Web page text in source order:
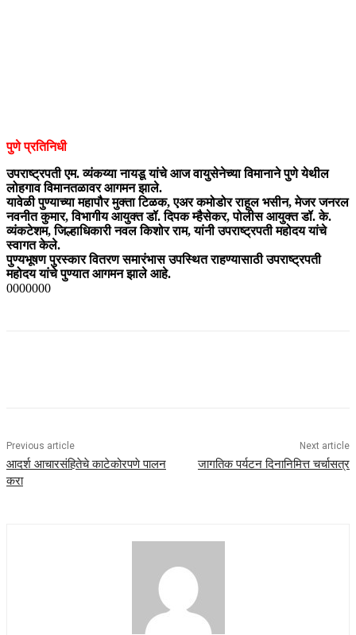
पुणे प्रतिनिधी
उपराष्ट्रपती एम. व्यंकय्या नायडू यांचे आज वायुसेनेच्या विमानाने पुणे येथील
लोहगाव विमानतळावर आगमन झाले.
यावेळी पुण्याच्या महापौर मुक्ता टिळक, एअर कमोडोर राहूल भसीन, मेजर जनरल
नवनीत कुमार, विभागीय आयुक्त डॉ. दिपक म्हैसेकर, पोलीस आयुक्त डॉ. के.
व्यंकटेशम, जिल्हाधिकारी नवल किशोर राम, यांनी उपराष्ट्रपती महोदय यांचे
स्वागत केले.
पुण्यभूषण पुरस्कार वितरण समारंभास उपस्थित राहण्यासाठी उपराष्ट्रपती
महोदय यांचे पुण्यात आगमन झाले आहे.
0000000
Previous article
आदर्श आचारसंहितेचे काटेकोरपणे पालन
करा
Next article
जागतिक पर्यटन दिनानिमित्त चर्चासत्र